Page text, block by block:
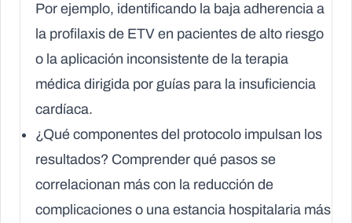
Por ejemplo, identificando la baja adherencia a
la profilaxis de ETV en pacientes de alto riesgo
o la aplicación inconsistente de la terapia
médica dirigida por guías para la insuficiencia
cardíaca.
¿Qué componentes del protocolo impulsan los
resultados? Comprender qué pasos se
correlacionan más con la reducción de
complicaciones o una estancia hospitalaria más